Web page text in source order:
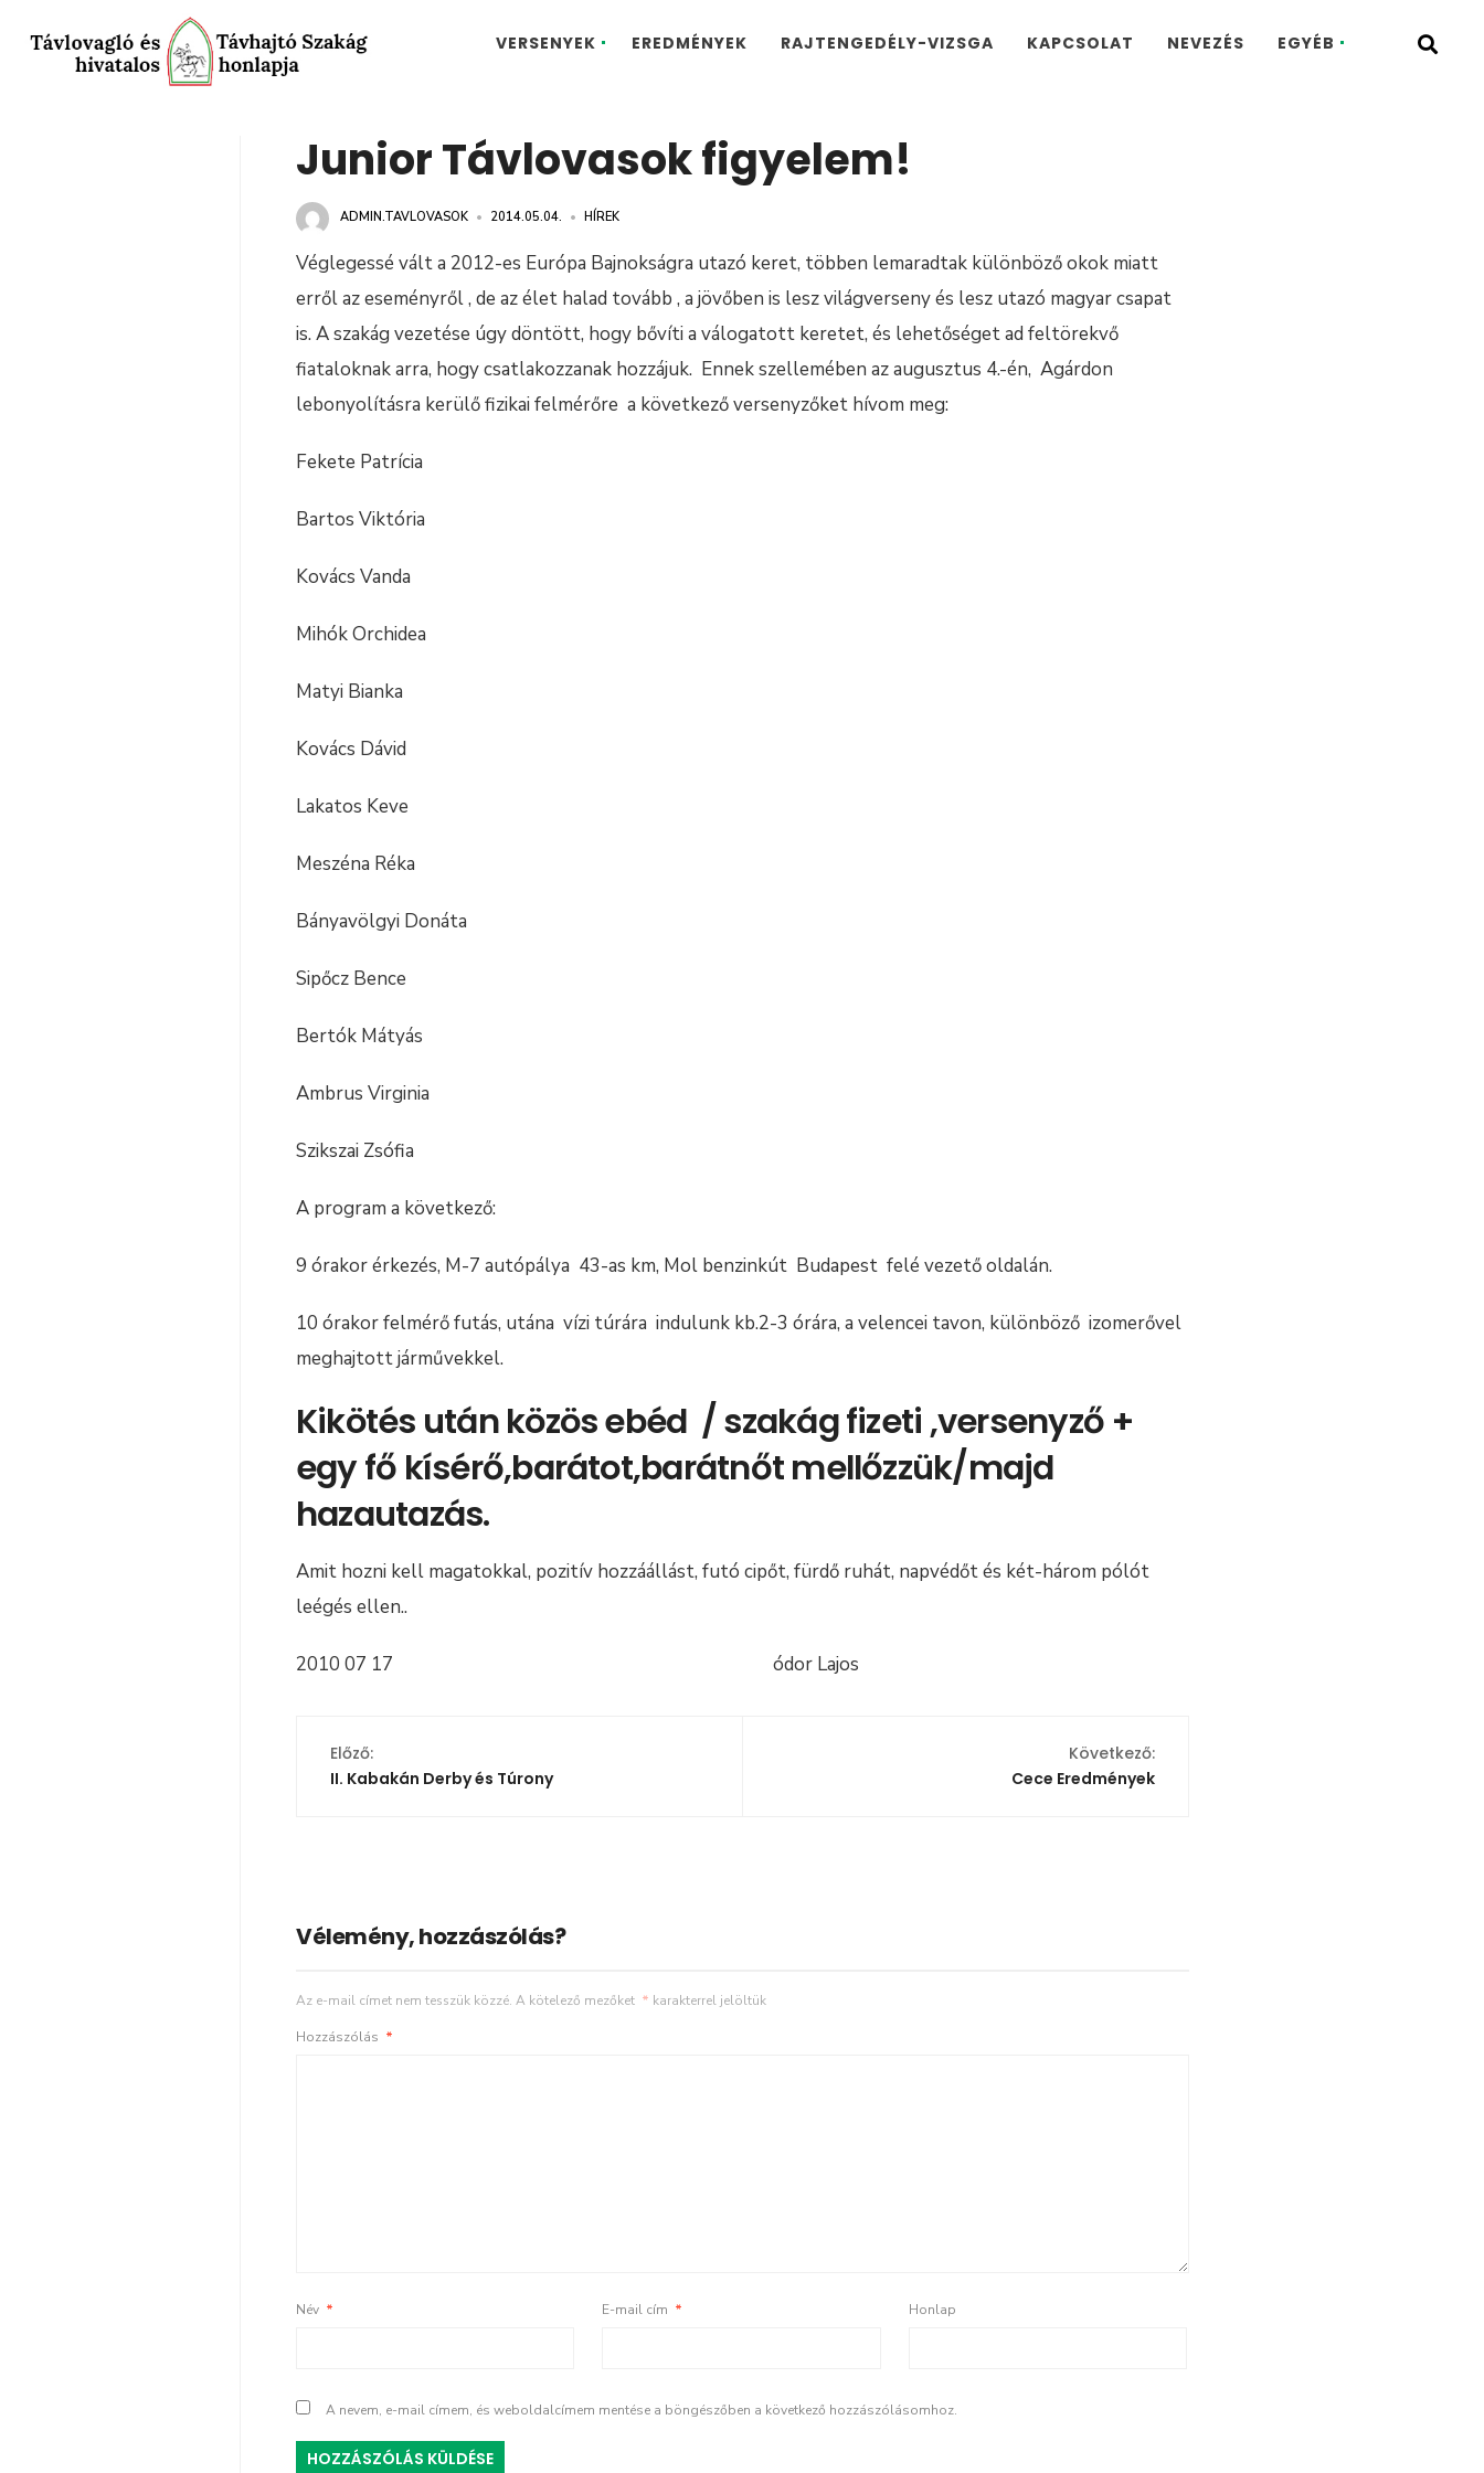
VERSENYEK EREDMÉNYEK RAJTENGEDÉLY-VIZSGA KAPCSOLAT NEVEZÉS EGYÉB
Junior Távlovasok figyelem!
ADMIN.TAVLOVASOK • 2014.05.04. • HÍREK
Véglegessé vált a 2012-es Európa Bajnokságra utazó keret, többen lemaradtak különböző okok miatt
erről az eseményről , de az élet halad tovább , a jövőben is lesz világverseny és lesz utazó magyar csapat
is. A szakág vezetése úgy döntött, hogy bővíti a válogatott keretet, és lehetőséget ad feltörekvő
fiataloknak arra, hogy csatlakozzanak hozzájuk. Ennek szellemében az augusztus 4.-én, Agárdon
lebonyolításra kerülő fizikai felmérőre a következő versenyzőket hívom meg:
Fekete Patrícia
Bartos Viktória
Kovács Vanda
Mihók Orchidea
Matyi Bianka
Kovács Dávid
Lakatos Keve
Meszéna Réka
Bányavölgyi Donáta
Sipőcz Bence
Bertók Mátyás
Ambrus Virginia
Szikszai Zsófia
A program a következő:
9 órakor érkezés, M-7 autópálya 43-as km, Mol benzinkút Budapest felé vezető oldalán.
10 órakor felmérő futás, utána vízi túrára indulunk kb.2-3 órára, a velencei tavon, különböző izomerővel
meghajtott járművekkel.
Kikötés után közös ebéd / szakág fizeti ,versenyző +
egy fő kísérő,barátot,barátnőt mellőzzük/majd
hazautazás.
Amit hozni kell magatokkal, pozitív hozzáállást, futó cipőt, fürdő ruhát, napvédőt és két-három pólót
leégés ellen..
2010 07 17 ódor Lajos
Előző:
II. Kabakán Derby és Túrony
Következő:
Cece Eredmények
Vélemény, hozzászólás?
Az e-mail címet nem tesszük közzé. A kötelező mezőket * karakterrel jelöltük
Hozzászólás *
Név * E-mail cím * Honlap
A nevem, e-mail címem, és weboldalcímem mentése a böngészőben a következő hozzászólásomhoz.